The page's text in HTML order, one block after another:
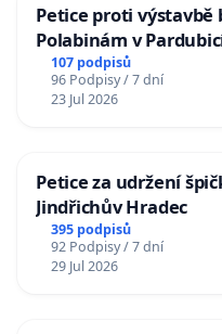
Petice proti výstavbě
Polabinám v
107 podpisů
96 Podpisy / 7 dní
23 Jul 2026
Petice za udržení
Jindřichův Hradec
395 podpisů
92 Podpisy / 7 dní
29 Jul 2026